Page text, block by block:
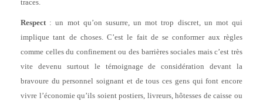
traces.
Respect : un mot qu’on susurre, un mot trop discret, un mot qui
implique tant de choses. C’est le fait de se conformer aux règles
comme celles du confinement ou des barrières sociales mais c’est très
vite devenu surtout le témoignage de considération devant la
bravoure du personnel soignant et de tous ces gens qui font encore
vivre l’économie qu’ils soient postiers, livreurs, hôtesses de caisse ou